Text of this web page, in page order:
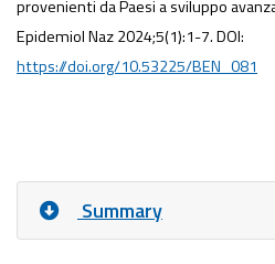
provenienti da Paesi a sviluppo
Epidemiol Naz 2024;5(1):1-7. DOI:
https://doi.org/10.53225/BEN_081
Summary